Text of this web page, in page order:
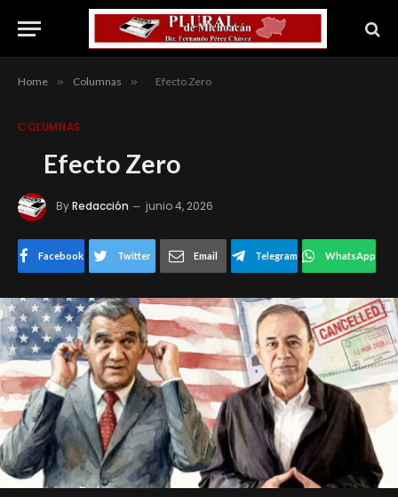
Home » Columnas » Efecto Zero
COLUMNAS
Efecto Zero
ByRedacción junio 4, 2026
Facebook Twitter Email Telegram WhatsApp